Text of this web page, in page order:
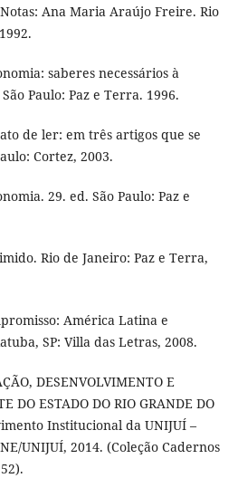
Ana Maria Araújo Freire. Rio
saberes necessários à
Paulo: Paz e Terra. 1996.
ato de ler: em três artigos que se
Cortez, 2003.
29. ed. São Paulo: Paz e
Rio de Janeiro: Paz e Terra,
América Latina e
SP: Villa das Letras, 2008.
DESENVOLVIMENTO E
DO ESTADO DO RIO GRANDE DO
Institucional da UNIJUÍ –
UNIJUÍ, 2014. (Coleção Cadernos